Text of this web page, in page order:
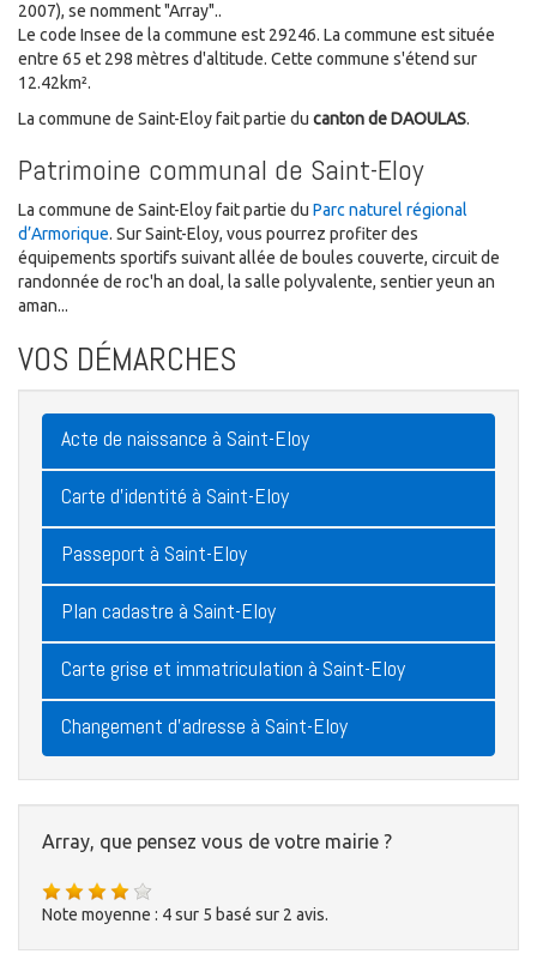
2007), se nomment "Array"..
Le code Insee de la commune est 29246. La commune est située
entre 65 et 298 mètres d'altitude. Cette commune s'étend sur
12.42km².
La commune de Saint-Eloy fait partie du canton de DAOULAS.
Patrimoine communal de Saint-Eloy
La commune de Saint-Eloy fait partie du Parc naturel régional
d’Armorique. Sur Saint-Eloy, vous pourrez profiter des
équipements sportifs suivant allée de boules couverte, circuit de
randonnée de roc'h an doal, la salle polyvalente, sentier yeun an
aman...
VOS DÉMARCHES
Acte de naissance à Saint-Eloy
Carte d'identité à Saint-Eloy
Passeport à Saint-Eloy
Plan cadastre à Saint-Eloy
Carte grise et immatriculation à Saint-Eloy
Changement d'adresse à Saint-Eloy
Array, que pensez vous de votre mairie ?
Note moyenne : 4sur 5 basé sur 2 avis.